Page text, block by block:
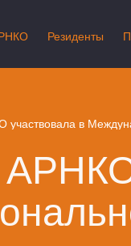
Резиденты
участвовала в